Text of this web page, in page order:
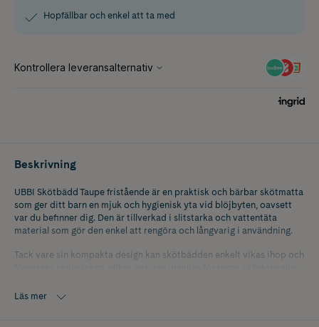
Hopfällbar och enkel att ta med
Beskrivning
UBBI Skötbädd Taupe fristående är en praktisk och bärbar skötmatta
som ger ditt barn en mjuk och hygienisk yta vid blöjbyten, oavsett
var du befinner dig. Den är tillverkad i slitstarka och vattentäta
material som gör den enkel att rengöra och långvarig i användning.
Tack vare sin kompakta design kan skötbädden enkelt vikas ihop och
Läs mer